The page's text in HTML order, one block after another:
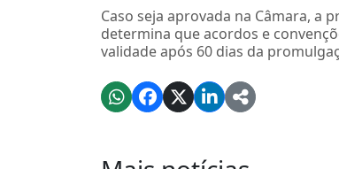
Caso seja aprovada na Câmara, a
determina que acordos e
validade após 60 dias da